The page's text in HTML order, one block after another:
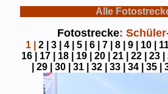
Alle
Fotostrecke:
1 2 | 3 | 4 | 5 | 6 | 7 | 8 | 9 | 10 | 11
16 |
17 | 18 | 19 | 20 | 21 | 22 | 23 |
29 | 30 | 31 | 32 | 33 | 34 | 35 |